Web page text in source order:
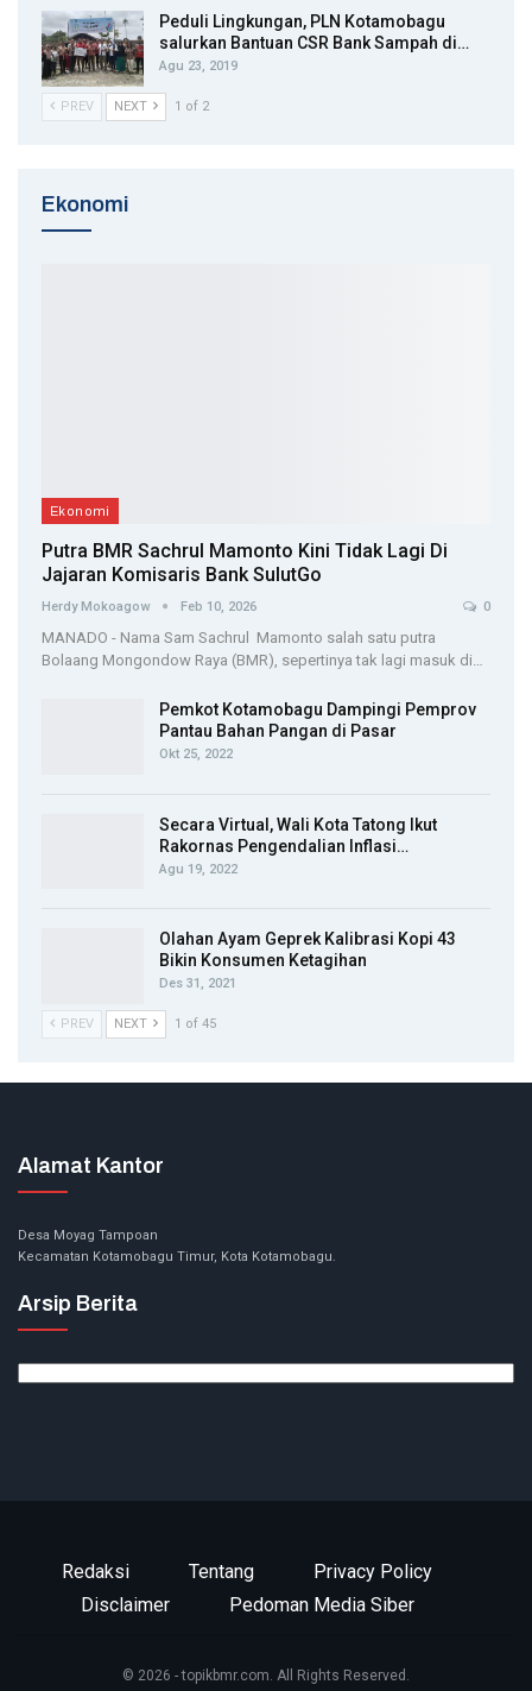
Peduli Lingkungan, PLN Kotamobagu
salurkan Bantuan CSR Bank Sampah di…
Agu 23, 2019
PREV NEXT 1 of 2
Ekonomi
Ekonomi
Putra BMR Sachrul Mamonto Kini Tidak Lagi Di
Jajaran Komisaris Bank SulutGo
Herdy Mokoagow Feb 10, 2026 0
MANADO - Nama Sam Sachrul Mamonto salah satu putra
Bolaang Mongondow Raya (BMR), sepertinya tak lagi masuk di…
Pemkot Kotamobagu Dampingi Pemprov
Pantau Bahan Pangan di Pasar
Okt 25, 2022
Secara Virtual, Wali Kota Tatong Ikut
Rakornas Pengendalian Inflasi…
Agu 19, 2022
Olahan Ayam Geprek Kalibrasi Kopi 43
Bikin Konsumen Ketagihan
Des 31, 2021
PREV NEXT 1 of 45
Alamat Kantor
Desa Moyag Tampoan
Kecamatan Kotamobagu Timur, Kota Kotamobagu.
Arsip Berita
Redaksi Tentang
Privacy Policy
Disclaimer
Pedoman Media Siber
© 2026 - topikbmr.com. All Rights Reserved.